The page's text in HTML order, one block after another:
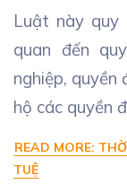
Luật này quy
quan đến
nghiệp,
hộ các quyền
READ MORE:
TUỆ